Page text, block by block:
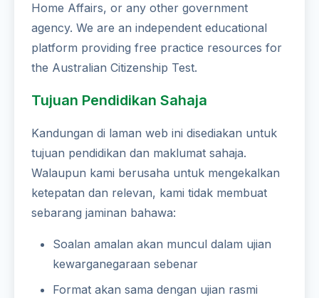
Home Affairs, or any other government
agency. We are an independent educational
platform providing free practice resources for
the Australian Citizenship Test.
Tujuan Pendidikan Sahaja
Kandungan di laman web ini disediakan untuk
tujuan pendidikan dan maklumat sahaja.
Walaupun kami berusaha untuk mengekalkan
ketepatan dan relevan, kami tidak membuat
sebarang jaminan bahawa:
Soalan amalan akan muncul dalam ujian
kewarganegaraan sebenar
Format akan sama dengan ujian rasmi